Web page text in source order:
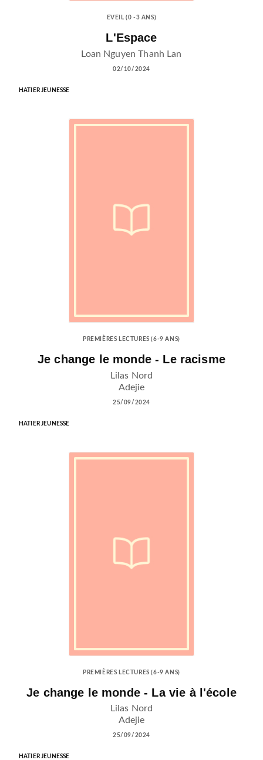
EVEIL (0 -3 ANS)
L'Espace
Loan Nguyen Thanh Lan
02/10/2024
HATIER JEUNESSE
PREMIÈRES LECTURES (6-9 ANS)
Je change le monde - Le racisme
Lilas Nord
Adejie
25/09/2024
HATIER JEUNESSE
PREMIÈRES LECTURES (6-9 ANS)
Je change le monde - La vie à l'école
Lilas Nord
Adejie
25/09/2024
HATIER JEUNESSE